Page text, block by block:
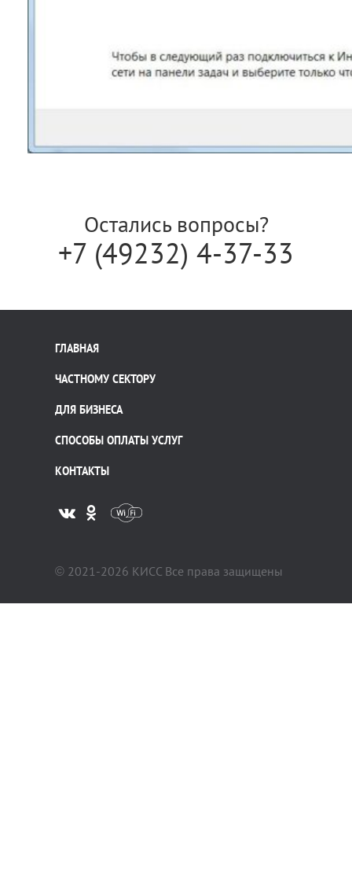
Остались вопросы?
+7 (49232) 4-37-33
ГЛАВНАЯ
ЧАСТНОМУ СЕКТОРУ
ДЛЯ БИЗНЕСА
СПОСОБЫ ОПЛАТЫ УСЛУГ
КОНТАКТЫ
© 2021-2026 КИСС Все права защищены